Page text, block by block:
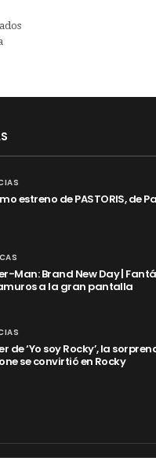
estreno de PASTORIS, de
Man: Brand New Day |
a la gran pantalla
de ‘Yo soy Rocky’, la
se convirtió en Rocky